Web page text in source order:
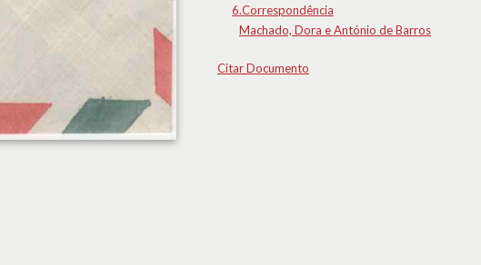
6.Correspondência
Machado, Dora e António de Barros
Citar Documento